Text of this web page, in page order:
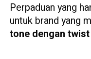
Perpaduan yang
untuk brand yang
tone dengan